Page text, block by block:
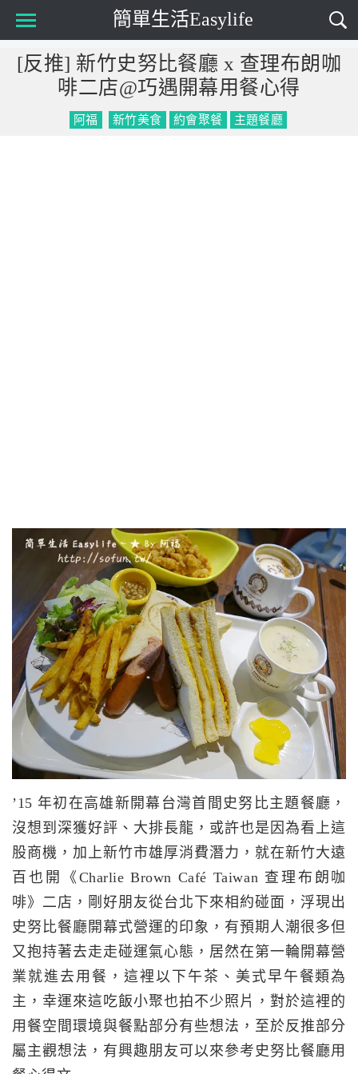
簡單生活Easylife
Main Menu
[反推] 新竹史努比餐廳 x 查理布朗咖
啡二店@巧遇開幕用餐心得
阿福 新竹美食 約會聚餐 主題餐廳
’15 年初在高雄新開幕台灣首間史努比主題餐廳，
沒想到深獲好評、大排長龍，或許也是因為看上這
股商機，加上新竹市雄厚消費潛力，就在新竹大遠
百也開《Charlie Brown Café Taiwan 查理布朗咖
啡》二店，剛好朋友從台北下來相約碰面，浮現出
史努比餐廳開幕式營運的印象，有預期人潮很多但
又抱持著去走走碰運氣心態，居然在第一輪開幕營
業就進去用餐，這裡以下午茶、美式早午餐類為
主，幸運來這吃飯小聚也拍不少照片，對於這裡的
用餐空間環境與餐點部分有些想法，至於反推部分
屬主觀想法，有興趣朋友可以來參考史努比餐廳用